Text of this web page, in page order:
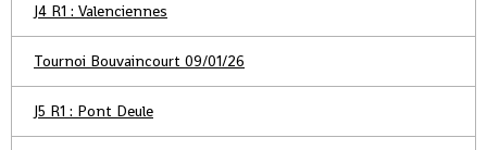
J4 R1 : Valenciennes
Tournoi Bouvaincourt 09/01/26
J5 R1 : Pont Deule